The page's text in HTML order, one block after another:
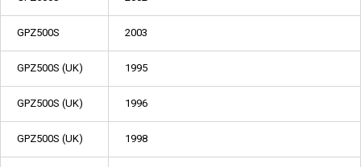
GPZ500S 2003
GPZ500S (UK) 1995
GPZ500S (UK) 1996
GPZ500S (UK) 1998